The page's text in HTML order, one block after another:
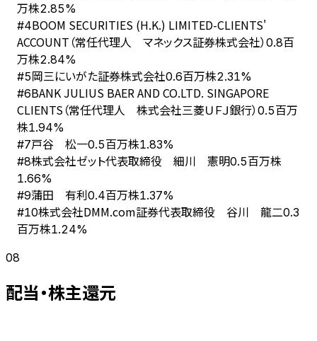
万株2.85%
#4BOOM SECURITIES (H.K.) LIMITED-CLIENTS'
ACCOUNT（常任代理人 マネックス証券株式会社） 0.8百
万株2.84%
#5岡三にいがた証券株式会社0.6百万株2.31%
#6BANK JULIUS BAER AND CO.LTD. SINGAPORE
CLIENTS（常任代理人 株式会社三菱ＵＦＪ銀行） 0.5百万
株1.94%
#7戸谷 松一0.5百万株1.83%
#8株式会社ゼット代表取締役 細川 憲明0.5百万株
1.66%
#9蒲田 有利0.4百万株1.37%
#10株式会社DMM.com証券代表取締役 谷川 龍二0.3
百万株1.24%
08
配当・株主還元